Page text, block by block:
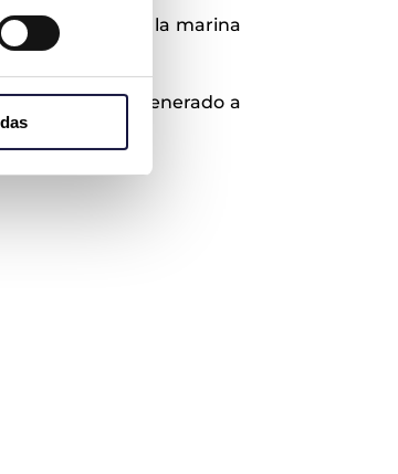
lujo ubicado en la marina
patrimonial generado a